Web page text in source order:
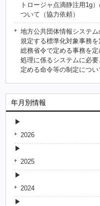
トロージャ点滴静注用1g
ついて（協力依頼）
地方公共団体情報システ
規定する標準化対象事務
総務省令で定める事務を
処理に係るシステムに必
定める命令等の制定につい
年月別情報
2026
2025
2024